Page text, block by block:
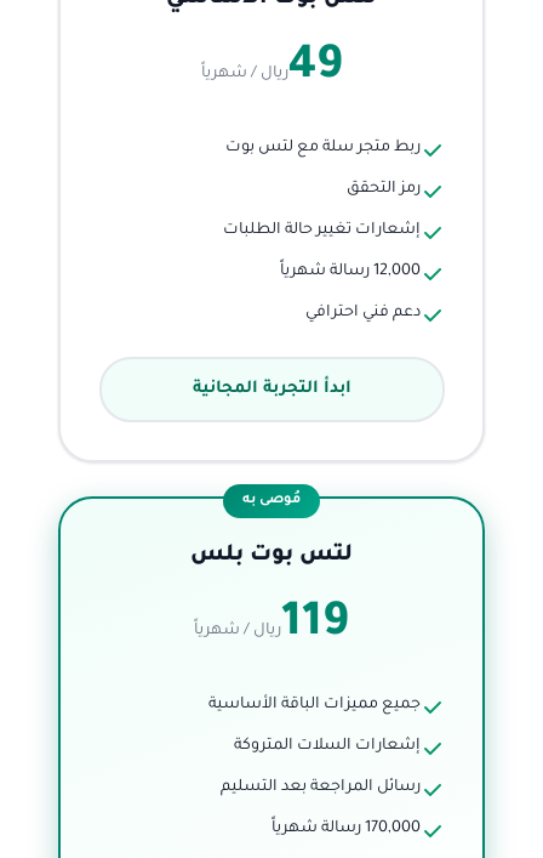
49ريال / شهرياً
ربط متجر سلة مع لتس بوت
رمز التحقق
إشعارات تغيير حالة الطلبات
12,000 رسالة شهرياً
دعم فني احترافي
ابدأ التجربة المجانية
مُوصى به
لتس بوت بلس
119ريال / شهرياً
جميع مميزات الباقة الأساسية
إشعارات السلات المتروكة
رسائل المراجعة بعد التسليم
170,000 رسالة شهرياً